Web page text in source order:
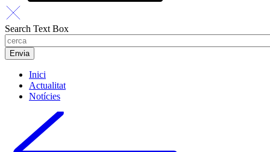
Search Text Box
Inici
Actualitat
Notícies